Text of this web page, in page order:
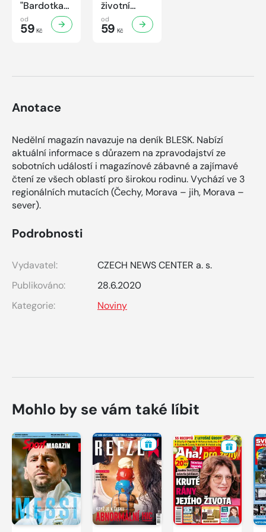
"Bardotka"
Jana
Brejchová
Mezi slávou
od
59 Kč
životní
příběh
sympaťáka
českého
od
59 Kč
Anotace
Nedělní magazín navazuje na deník BLESK. Nabízí
aktuální informace s důrazem na zpravodajství ze
sobotních událostí i magazínové zábavné a zajímavé
čtení ze všech oblastí pro širokou rodinu. Vychází ve 3
regionálních mutacích (Čechy, Morava – jih, Morava –
sever).
Podrobnosti
Vydavatel:
CZECH NEWS CENTER a. s.
Publikováno:
28.6.2020
Kategorie:
Noviny
Mohlo by se vám také líbit